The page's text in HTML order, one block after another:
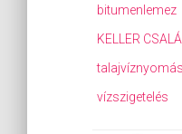
bitumenlemez
KELLER
talajvíznyomás
vízszigetelés